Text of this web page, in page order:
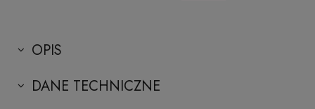
OPIS
DANE TECHNICZNE